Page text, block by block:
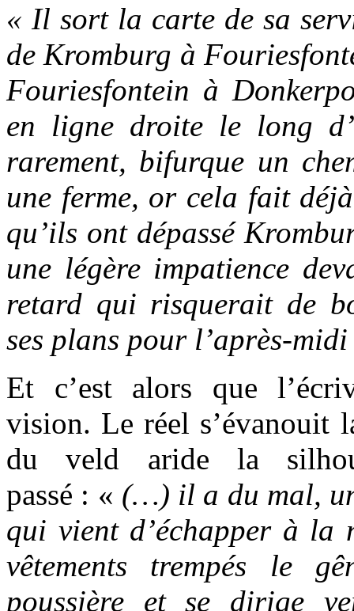
« Il sort la carte de sa
de Kromburg à
Fouriesfontein à
en ligne droite le long
rarement, bifurque un
une ferme, or cela fait
qu’ils ont dépassé
une légère impatience
retard qui risquerait de
ses plans pour l’après-
Et c’est alors que
vision. Le réel s’évanouit
du veld aride la
passé : « (…) il a du mal,
qui vient d’échapper à la
vêtements trempés le
poussière et se dirige